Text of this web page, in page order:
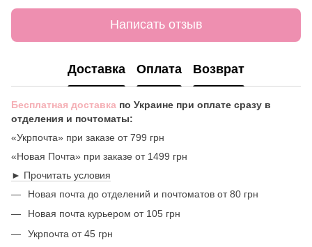
Написать отзыв
Доставка Оплата Возврат
Бесплатная доставка по Украине при оплате сразу в
отделения и почтоматы:
«Укрпочта» при заказе от 799 грн
«Новая Почта» при заказе от 1499 грн
► Прочитать условия
Новая почта до отделений и почтоматов от 80 грн
Новая почта курьером от 105 грн
Укрпочта от 45 грн